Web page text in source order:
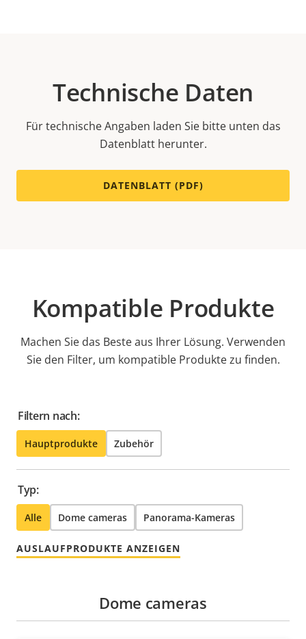
Technische Daten
Für technische Angaben laden Sie bitte unten das
Datenblatt herunter.
DATENBLATT (PDF)
Kompatible Produkte
Machen Sie das Beste aus Ihrer Lösung. Verwenden
Sie den Filter, um kompatible Produkte zu finden.
Filtern nach:
Hauptprodukte Zubehör
Typ:
Alle Dome cameras Panorama-Kameras
AUSLAUFPRODUKTE ANZEIGEN
Dome cameras